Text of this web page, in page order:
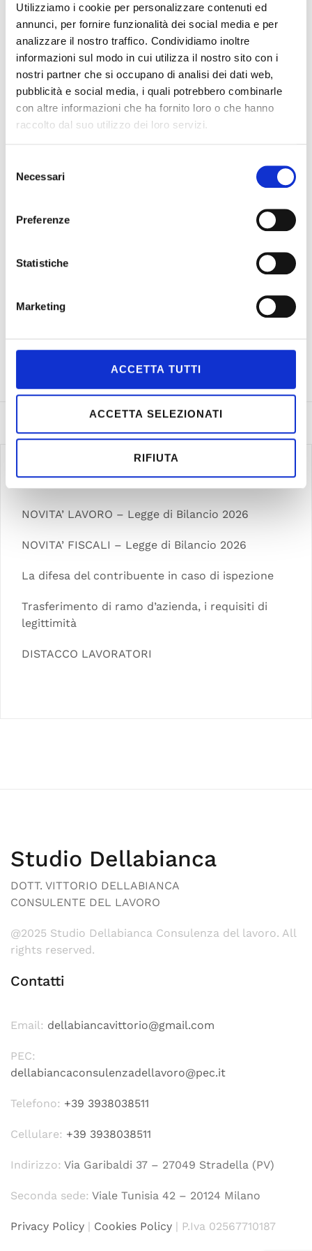
Utilizziamo i cookie per personalizzare contenuti ed
annunci, per fornire funzionalità dei social media e per
analizzare il nostro traffico. Condividiamo inoltre
informazioni sul modo in cui utilizza il nostro sito con i
nostri partner che si occupano di analisi dei dati web,
pubblicità e social media, i quali potrebbero combinarle
con altre informazioni che ha fornito loro o che hanno
raccolto dal suo utilizzo dei loro servizi.
delNecessari
Preferenze
Statistiche
Marketing
ACCETTA TUTTI
ACCETTA SELEZIONATI
RIFIUTA
Ferie non godute –
qualora questi ultimi si avvalgano di un
professionista, che non hanno concesso […]
READ MORE >>
Articoli recenti
NOVITA’ LAVORO – Legge di Bilancio 2026
NOVITA’ FISCALI – Legge di Bilancio 2026
La difesa del contribuente in caso di ispezione
Trasferimento di ramo d’azienda, i requisiti di
legittimità
DISTACCO LAVORATORI
Studio Dellabianca
DOTT. VITTORIO DELLABIANCA
CONSULENTE DEL LAVORO
@2025 Studio Dellabianca Consulenza del lavoro. All
rights reserved.
Contatti
Email: dellabiancavittorio@gmail.com
PEC:
dellabiancaconsulenzadellavoro@pec.it
Telefono: +39 3938038511
Cellulare: +39 3938038511
Indirizzo: Via Garibaldi 37 – 27049 Stradella (PV)
Seconda sede: Viale Tunisia 42 – 20124 Milano
Privacy Policy Cookies Policy | P.Iva 02567710187